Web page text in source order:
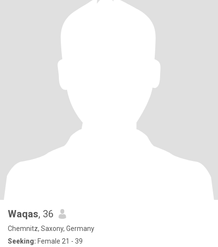
Waqas, 36
Chemnitz, Saxony, Germany
Seeking: Female 21 - 39